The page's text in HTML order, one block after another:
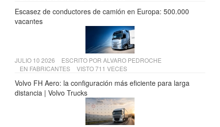
Escasez de conductores de camión en Europa: 500.000
vacantes
JULIO 10 2026 ESCRITO POR ALVARO PEDROCHE
EN FABRICANTES VISTO 711 VECES
Volvo FH Aero: la configuración más eficiente para larga
distancia | Volvo Trucks